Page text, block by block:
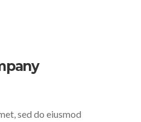
sed do eiusmod